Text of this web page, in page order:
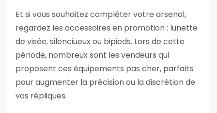
Et si vous souhaitez compléter votre arsenal,
regardez les accessoires en promotion : lunette
de visée, silenciueux ou bipieds. Lors de cette
période, nombreux sont les vendeurs qui
proposent ces équipements pas cher, parfaits
pour augmenter la précision ou la discrétion de
vos répliques.